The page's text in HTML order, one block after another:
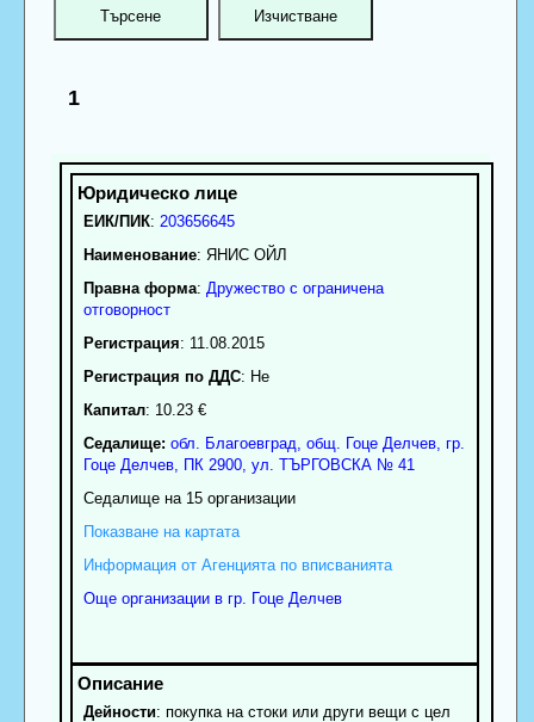
1
ЕИК/ПИК: 203656645
Наименование: ЯНИС ОЙЛ
Правна форма: Дружество с ограничена
отговорност
Регистрация: 11.08.2015
Регистрация по ДДС: Нe
Капитал: 10.23 €
Седалище: обл. Благоевград общ. Гоце Делчев, гр.
Гоце Делчев, ПК 2900, ул. ТЪРГОВСКА № 41
Седалище на 15 организации
Показване на картата
Информация от Агенцията по вписванията
Още организации в гр. Гоце Делчев
Дейности: покупка на стоки или други вещи с цел